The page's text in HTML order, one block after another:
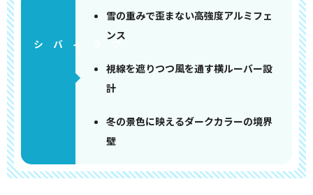
雪の重みで歪まない高強度アルミフェ
ンス
視線を遮りつつ風を通す横ルーバー設
計
冬の景色に映えるダークカラーの境界
壁